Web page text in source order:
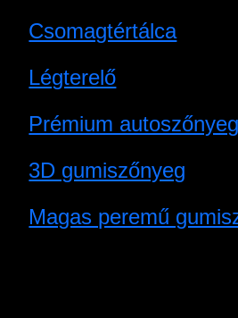
Csomagtértálca
Légterelő
Prémium autoszőnyeg
3D gumiszőnyeg
Magas peremű